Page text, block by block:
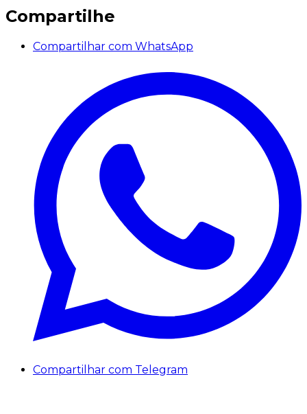
Compartilhe
Compartilhar com WhatsApp
Compartilhar com Telegram